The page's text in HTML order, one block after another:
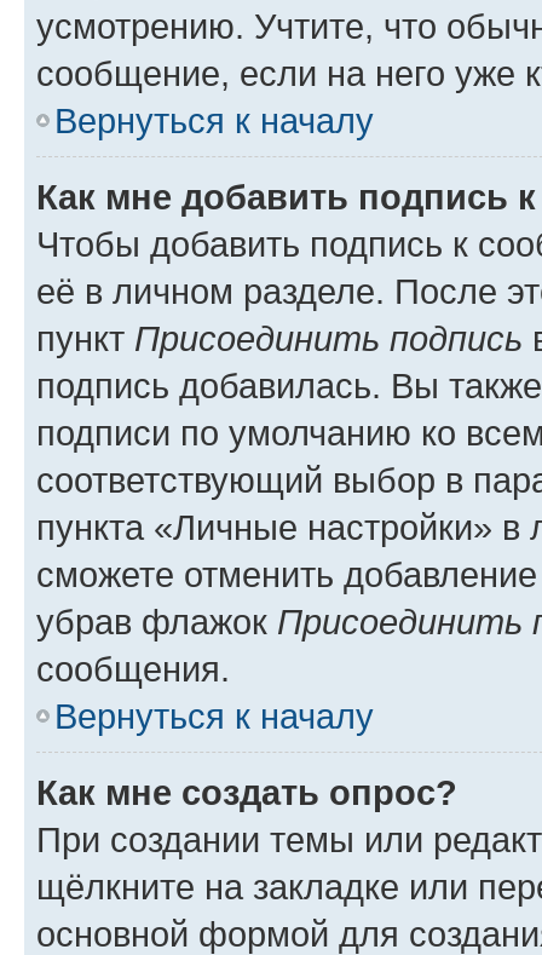
усмотрению. Учтите, что
сообщение, если на него уже
Вернуться к началу
Как мне добавить подпись
Чтобы добавить подпись к
её в личном разделе. После
пункт Присоединить подпись
подпись добавилась. Вы
подписи по умолчанию ко
соответствующий выбор в
пункта «Личные настройки»
сможете отменить
убрав флажок Присоединить
сообщения.
Вернуться к началу
Как мне создать опрос?
При создании темы или
щёлкните на закладке или
основной формой для